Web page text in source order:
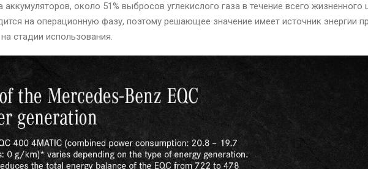
около 51% выбросов углекислого газа в течение всего жизненного
на операционную фазу, поэтому решающее значение имеет источник энергии
стадии использования.